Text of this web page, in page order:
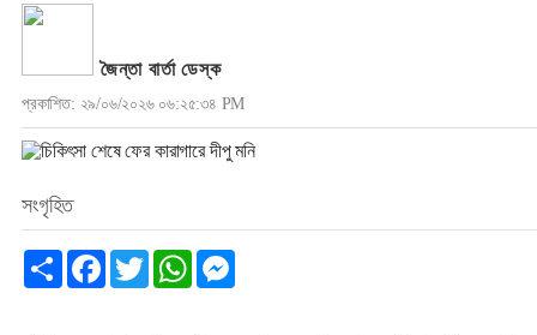
জৈন্তা বার্তা ডেস্ক
প্রকাশিত: ২৯/০৬/২০২৬ ০৬:২৫:৩৪ PM
সংগৃহিত
Share FacebookTwitterWhatsApp